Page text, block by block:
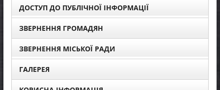
ДОСТУП ДО ПУБЛІЧНОЇ ІНФОРМАЦІЇ
ЗВЕРНЕННЯ ГРОМАДЯН
ЗВЕРНЕННЯ МІСЬКОЇ РАДИ
ГАЛЕРЕЯ